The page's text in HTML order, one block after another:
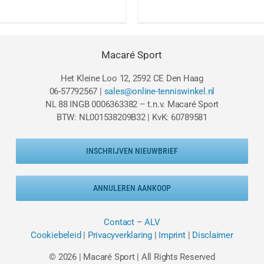
Macaré Sport
Het Kleine Loo 12, 2592 CE Den Haag
06-57792567 | sales@online-tenniswinkel.nl
NL 88 INGB 0006363382 – t.n.v. Macaré Sport
BTW: NL001538209B32 | KvK: 60789581
INSCHRIJVEN NIEUWBRIEF
ANNULEREN AANKOOP
Contact–ALV
Cookiebeleid | Privacyverklaring| Imprint| Disclaimer
© 2026 | Macaré Sport | All Rights Reserved